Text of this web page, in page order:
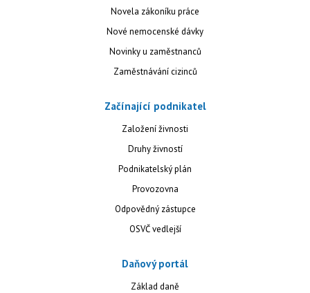
Novela zákoníku práce
Nové nemocenské dávky
Novinky u zaměstnanců
Zaměstnávání cizinců
Začínající podnikatel
Založení živnosti
Druhy živností
Podnikatelský plán
Provozovna
Odpovědný zástupce
OSVČ vedlejší
Daňový portál
Základ daně